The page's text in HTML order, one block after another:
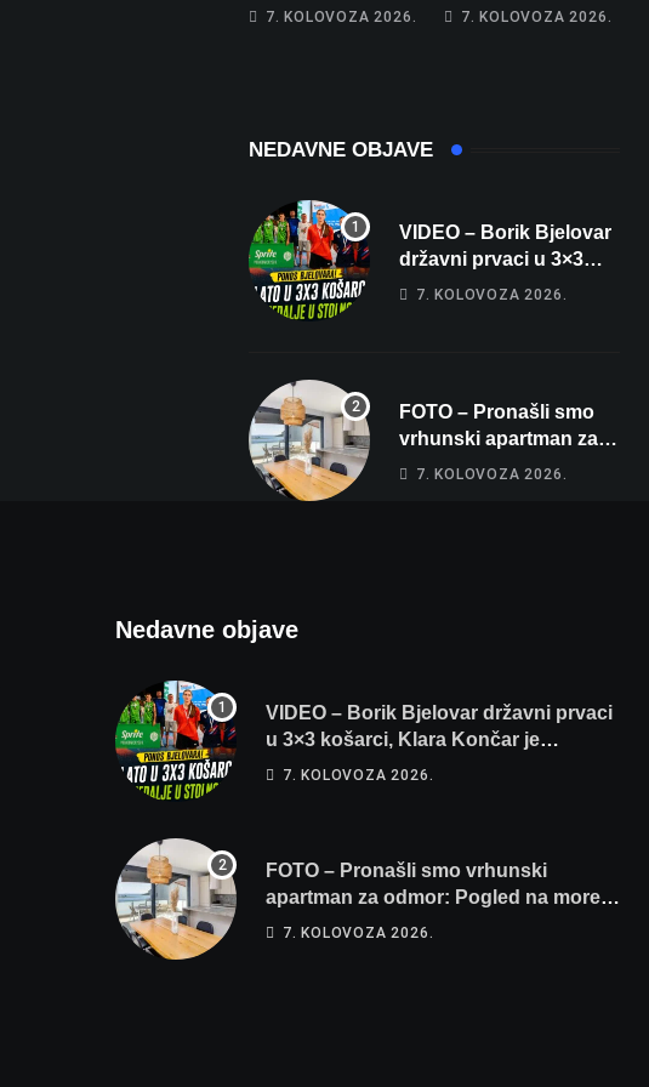
najglasniji audio
7. KOLOVOZA 2026.
Franzu: Poznati
iznenađenje za
7. KOLOVOZA 2026.
NEDAVNE OBJAVE
VIDEO – Borik Bjelovar
državni prvaci u 3×3
košarci, Klara Končar je
7. KOLOVOZA 2026.
FOTO – Pronašli smo
vrhunski apartman za
odmor: Pogled na
7. KOLOVOZA 2026.
Nedavne objave
VIDEO – Borik Bjelovar državni prvaci
u 3×3 košarci, Klara Končar je
prvakinja Hrvatske u stolnom tenisu!
7. KOLOVOZA 2026.
FOTO – Pronašli smo vrhunski
apartman za odmor: Pogled na more,
tri spavaće sobe i terasa koja osvaja
7. KOLOVOZA 2026.